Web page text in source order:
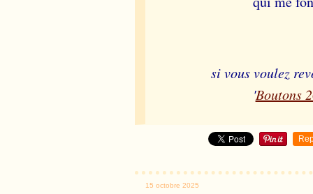
si vous voulez
'Boutons
15 octobre 2025